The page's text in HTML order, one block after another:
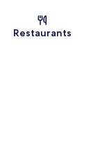
Restaurants